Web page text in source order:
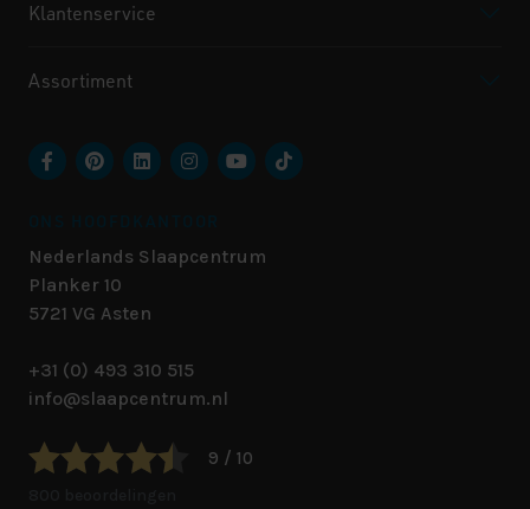
Klantenservice
Assortiment
Nederlands Slaapcentrum
Planker 10
5721 VG Asten
+31 (0) 493 310 515
info@slaapcentrum.nl
9 / 10